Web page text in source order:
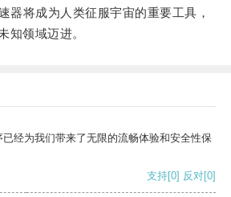
将成为人类征服宇宙的重要工具，
知领域迈进。
经为我们带来了无限的流畅体验和安全性保
支持[0] 反对[0]